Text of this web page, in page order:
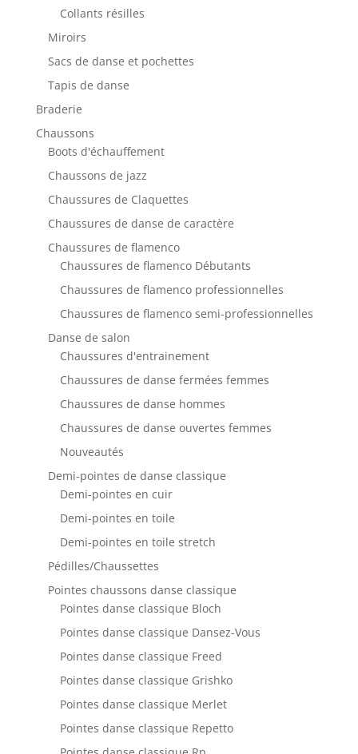
Collants résilles
Miroirs
Sacs de danse et pochettes
Tapis de danse
Braderie
Chaussons
Boots d'échauffement
Chaussons de jazz
Chaussures de Claquettes
Chaussures de danse de caractère
Chaussures de flamenco
Chaussures de flamenco Débutants
Chaussures de flamenco professionnelles
Chaussures de flamenco semi-professionnelles
Danse de salon
Chaussures d'entrainement
Chaussures de danse fermées femmes
Chaussures de danse hommes
Chaussures de danse ouvertes femmes
Nouveautés
Demi-pointes de danse classique
Demi-pointes en cuir
Demi-pointes en toile
Demi-pointes en toile stretch
Pédilles/Chaussettes
Pointes chaussons danse classique
Pointes danse classique Bloch
Pointes danse classique Dansez-Vous
Pointes danse classique Freed
Pointes danse classique Grishko
Pointes danse classique Merlet
Pointes danse classique Repetto